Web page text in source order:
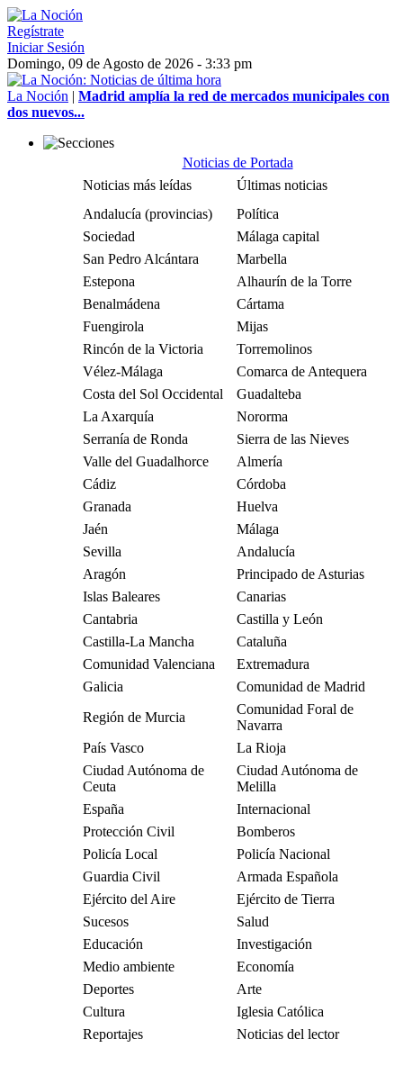
Regístrate
Iniciar Sesión
Domingo, 09 de Agosto de 2026 - 3:33 pm
La Noción | Madrid amplía la red de mercados municipales con
dos nuevos...
Noticias de Portada
Noticias más leídas
Últimas noticias
Andalucía (provincias)
Política
Sociedad
Málaga capital
San Pedro Alcántara
Marbella
Estepona
Alhaurín de la Torre
Benalmádena
Cártama
Fuengirola
Mijas
Rincón de la Victoria
Torremolinos
Vélez-Málaga
Comarca de Antequera
Costa del Sol Occidental
Guadalteba
La Axarquía
Nororma
Serranía de Ronda
Sierra de las Nieves
Valle del Guadalhorce
Almería
Cádiz
Córdoba
Granada
Huelva
Jaén
Málaga
Sevilla
Andalucía
Aragón
Principado de Asturias
Islas Baleares
Canarias
Cantabria
Castilla y León
Castilla-La Mancha
Cataluña
Comunidad Valenciana
Extremadura
Galicia
Comunidad de Madrid
Región de Murcia
Comunidad Foral de
Navarra
País Vasco
La Rioja
Ciudad Autónoma de
Ceuta
Ciudad Autónoma de
Melilla
España
Internacional
Protección Civil
Bomberos
Policía Local
Policía Nacional
Guardia Civil
Armada Española
Ejército del Aire
Ejército de Tierra
Sucesos
Salud
Educación
Investigación
Medio ambiente
Economía
Deportes
Arte
Cultura
Iglesia Católica
Reportajes
Noticias del lector